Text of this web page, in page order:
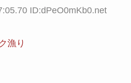
ID:dPeO0mKb0.net
漁り